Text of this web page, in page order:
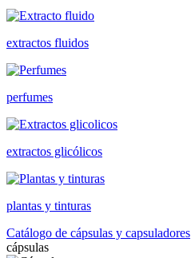
extractos fluidos
perfumes
extractos glicólicos
plantas y tinturas
Catálogo de cápsulas y capsuladores
cápsulas